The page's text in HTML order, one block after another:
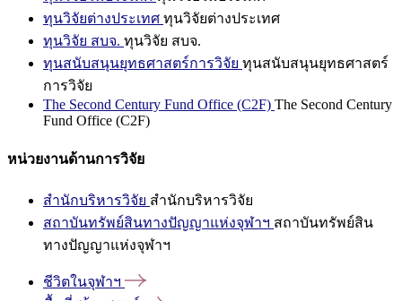
ทุนวิจัยต่างประเทศ ทุนวิจัยต่างประเทศ
ทุนวิจัย สบจ. ทุนวิจัย สบจ.
ทุนสนับสนุนยุทธศาสตร์การวิจัย ทุนสนับสนุนยุทธศาสตร์
การวิจัย
The Second Century Fund Office (C2F) The Second Century
Fund Office (C2F)
หน่วยงานด้านการวิจัย
สำนักบริหารวิจัย สำนักบริหารวิจัย
สถาบันทรัพย์สินทางปัญญาแห่งจุฬาฯ สถาบันทรัพย์สิน
ทางปัญญาแห่งจุฬาฯ
ชีวิตในจุฬาฯ